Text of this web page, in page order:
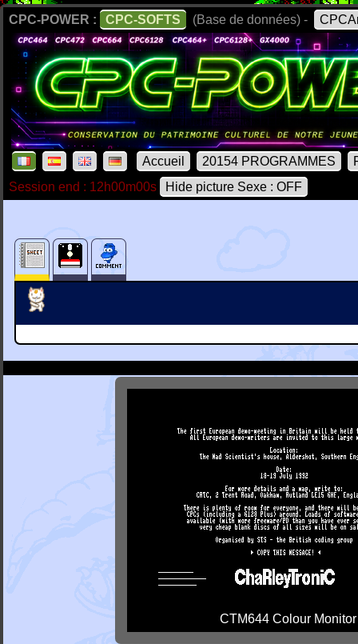
CPC-POWER : CPC-SOFTS (Base de données) -
Accueil 20154 PROGRAMMES
Session end : 12h00m00s
Hide picture Sexe : OFF
CTM644 Colour Monitor